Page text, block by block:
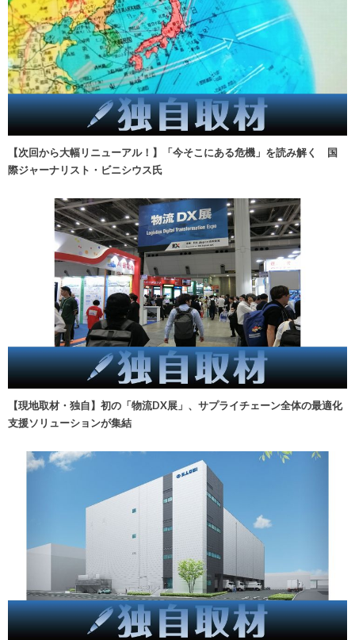
【次回から大幅リニューアル！】「今そこにある危機」を読み解く 国
際ジャーナリスト・ビニシウス氏
【現地取材・独自】初の「物流DX展」、サプライチェーン全体の最適化
支援ソリューションが集結